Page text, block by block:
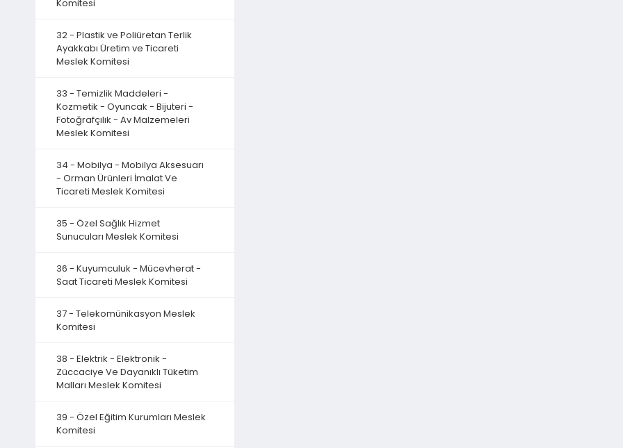
Komitesi
32 - Plastik ve Poliüretan Terlik
Ayakkabı Üretim ve Ticareti
Meslek Komitesi
33 - Temizlik Maddeleri -
Kozmetik - Oyuncak - Bijuteri -
Fotoğrafçılık - Av Malzemeleri
Meslek Komitesi
34 - Mobilya - Mobilya Aksesuarı
- Orman Ürünleri İmalat Ve
Ticareti Meslek Komitesi
35 - Özel Sağlık Hizmet
Sunucuları Meslek Komitesi
36 - Kuyumculuk - Mücevherat -
Saat Ticareti Meslek Komitesi
37 - Telekomünikasyon Meslek
Komitesi
38 - Elektrik - Elektronik -
Züccaciye Ve Dayanıklı Tüketim
Malları Meslek Komitesi
39 - Özel Eğitim Kurumları Meslek
Komitesi